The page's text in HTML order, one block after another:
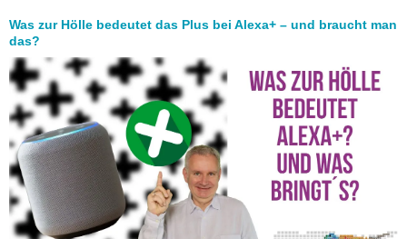
Was zur Hölle bedeutet das Plus bei Alexa+ – und braucht man
das?